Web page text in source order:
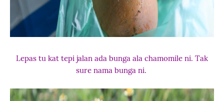
Lepas tu kat tepi jalan ada bunga ala chamomile ni. Tak
sure nama bunga ni.